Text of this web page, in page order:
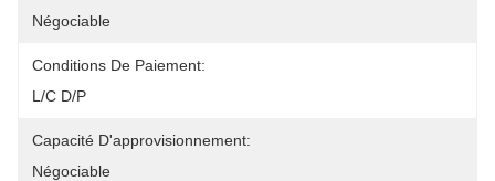
Négociable
Conditions De Paiement:
L/C D/P
Capacité D'approvisionnement:
Négociable